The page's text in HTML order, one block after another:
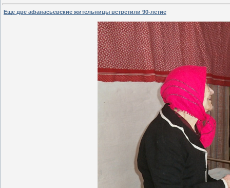
Еще две афанасьевские жительницы встретили 90-летие